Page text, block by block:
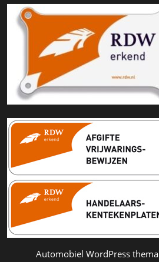
Automobiel WordPress thema